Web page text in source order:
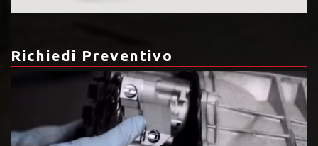
Richiedi Preventivo